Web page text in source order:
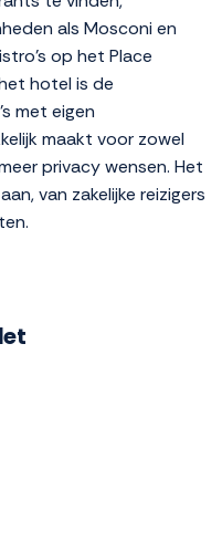
als Mosconi en
op het Place
hotel is de
met eigen
maakt voor zowel
privacy wensen. Het
van zakelijke reizigers